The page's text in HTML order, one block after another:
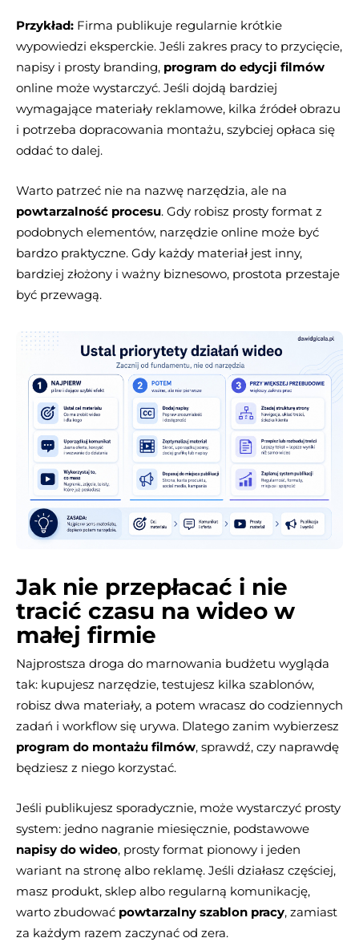
Przykład: Firma publikuje regularnie krótkie
wypowiedzi eksperckie. Jeśli zakres pracy to przycięcie,
napisy i prosty branding, program do edycji filmów
online może wystarczyć. Jeśli dojdą bardziej
wymagające materiały reklamowe, kilka źródeł obrazu
i potrzeba dopracowania montażu, szybciej opłaca się
oddać to dalej.
Warto patrzeć nie na nazwę narzędzia, ale na
powtarzalność procesu. Gdy robisz prosty format z
podobnych elementów, narzędzie online może być
bardzo praktyczne. Gdy każdy materiał jest inny,
bardziej złożony i ważny biznesowo, prostota przestaje
być przewagą.
Jak nie przepłacać i nie
tracić czasu na wideo w
małej firmie
Najprostsza droga do marnowania budżetu wygląda
tak: kupujesz narzędzie, testujesz kilka szablonów,
robisz dwa materiały, a potem wracasz do codziennych
zadań i workflow się urywa. Dlatego zanim wybierzesz
program do montażu filmów, sprawdź, czy naprawdę
będziesz z niego korzystać.
Jeśli publikujesz sporadycznie, może wystarczyć prosty
system: jedno nagranie miesięcznie, podstawowe
napisy do wideo, prosty format pionowy i jeden
wariant na stronę albo reklamę. Jeśli działasz częściej,
masz produkt, sklep albo regularną komunikację,
warto zbudować powtarzalny szablon pracy, zamiast
za każdym razem zaczynać od zera.